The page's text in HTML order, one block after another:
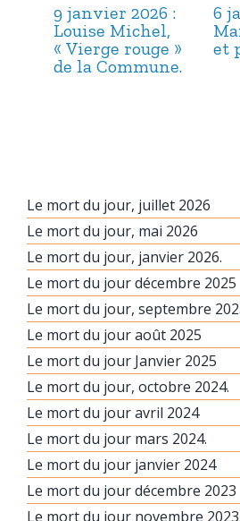
9 janvier 2026 :
Louise Michel,
« Vierge rouge »
de la Commune.
6
et
Le mort du jour, juillet 2026
Le mort du jour, mai 2026
Le mort du jour, janvier 2026.
Le mort du jour décembre 2025
Le mort du jour, septembre
Le mort du jour août 2025
Le mort du jour Janvier 2025
Le mort du jour, octobre 2024.
Le mort du jour avril 2024
Le mort du jour mars 2024.
Le mort du jour janvier 2024
Le mort du jour décembre 2023
Le mort du jour novembre 2023.